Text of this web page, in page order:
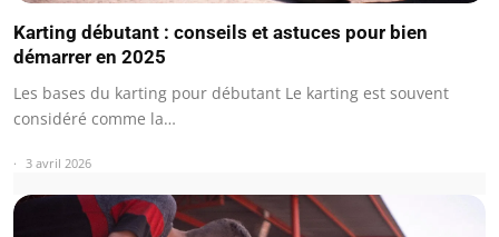
Karting débutant : conseils et astuces pour bien
démarrer en 2025
Les bases du karting pour débutant Le karting est souvent
considéré comme la…
3 avril 2026